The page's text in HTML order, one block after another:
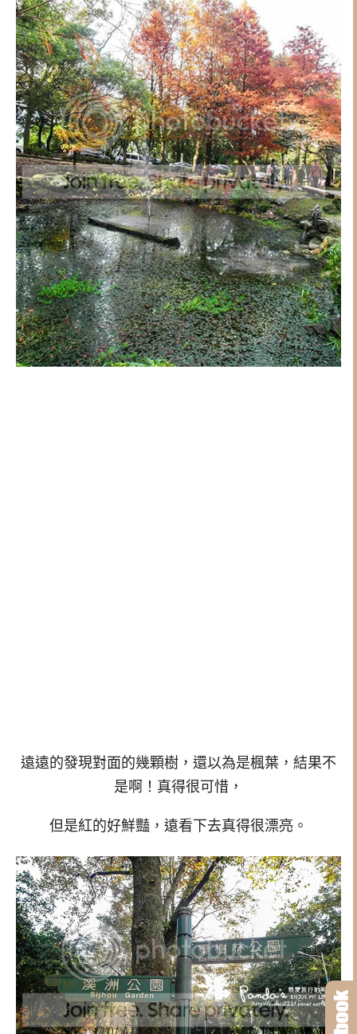
遠遠的發現對面的幾顆樹，還以為是楓葉，結果不
是啊！真得很可惜，
但是紅的好鮮豔，遠看下去真得很漂亮。